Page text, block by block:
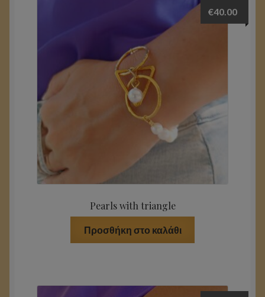
Pearls with triangle
€40.00
Προσθήκη στο καλάθι